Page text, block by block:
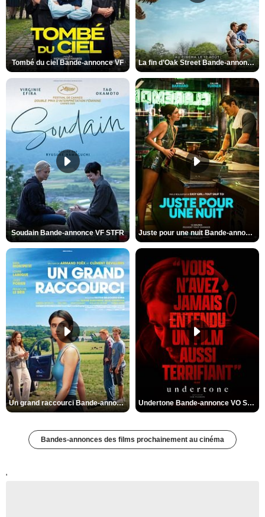
Tombé du ciel Bande-annonce VF La fin d’Oak Street Bande-annonce VO STFR
Soudain Bande-annonce VF STFR Juste pour une nuit Bande-annonce VO STFR
Un grand raccourci Bande-annonce VF Undertone Bande-annonce VO STFR
Bandes-annonces des films prochainement au cinéma
'